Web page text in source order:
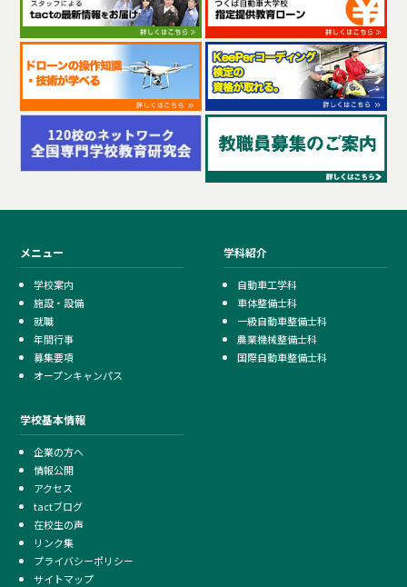
メニュー
学校案内
施設・設備
就職
年間行事
募集要項
オープンキャンパス
学科紹介
自動車工学科
車体整備士科
一級自動車整備士科
農業機械整備士科
国際自動車整備士科
学校基本情報
企業の方へ
情報公開
アクセス
tactブログ
在校生の声
リンク集
プライバシーポリシー
サイトマップ